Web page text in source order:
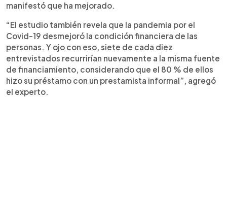
manifestó que ha mejorado.
“El estudio también revela que la pandemia por el
Covid-19 desmejoró la condición financiera de las
personas. Y ojo con eso, siete de cada diez
entrevistados recurrirían nuevamente a la misma fuente
de financiamiento, considerando que el 80 % de ellos
hizo su préstamo con un prestamista informal”, agregó
el experto.